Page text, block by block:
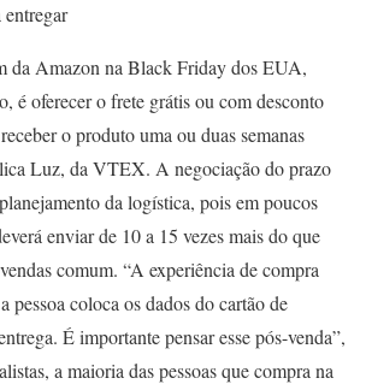
da Amazon na Black Friday dos EUA,
é oferecer o frete grátis ou com desconto
o produto uma ou duas semanas
Luz, da VTEX. A negociação do prazo
da logística, pois em poucos
enviar de 10 a 15 vezes mais do que
comum. “A experiência de compra
pessoa coloca os dados do cartão de
É importante pensar esse pós-venda”,
a maioria das pessoas que compra na